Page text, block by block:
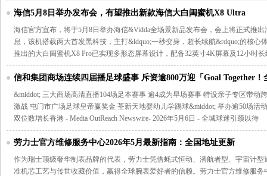
海信5月8日举办发布会，有望推出新款海信大白闺蜜机X8 Ultra
海信官方宣布，将于5月8日举办海信&Vidda全场景新品发布会，会上将正式推
息，该机搭载两大首发黑科技，主打&ldquo;一秒变身，超长续航&rdquo;的核心
推出的大白闺蜜机X8 Pro已实现多形态屏幕设计，配备32英寸4K屏幕及12小时
信和集团商场连续四届播足球盛事 斥资逾800万迎「Goal Together！
&middot; 三大商场高清直播104场足本赛事 逾4成为早场赛事 特设亲子专区带动
激战 屯门市广场足球皇帝赢奖金 荃新天地婴幼儿学踢球&middot; 举办逾50场活
双位数增长香港 - Media OutReach Newswire- 2026年5月6日 - 全城球迷引颈以待
劳力士官方维修服务中心2026年5月最新指南：全国地址更新
作为瑞士顶级奢华制表品牌的代表，劳力士凭借蚝式恒动、潜航者型、宇宙计
准机芯工艺与传世收藏价值，赢得全球腕表爱好者的信赖。劳力士官方维修服